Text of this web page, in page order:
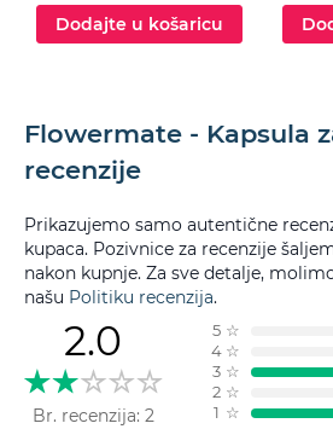
Dodajte u košaricu
Flowermate - Kapsula
recenzije
Prikazujemo samo autentične
kupaca. Pozivnice za recenzije
nakon kupnje. Za sve detalje,
našu Politiku recenzija.
2.0
Br. recenzija: 2
5 ☆
4 ☆
3 ☆
2 ☆
1 ☆